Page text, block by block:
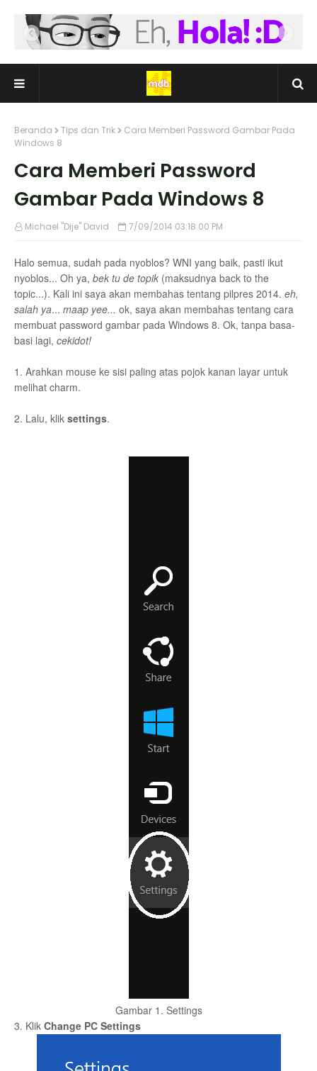
Beranda Tips dan Trik
Cara Memberi Password Gambar Pada
Windows 8
Cara Memberi Password
Gambar Pada Windows 8
Michael "Dije" David 7/09/2014 03:18:00 PM
Halo semua, sudah pada nyoblos? WNI yang baik, pasti ikut
nyoblos... Oh ya, bek tu de topik (maksudnya back to the
topic...). Kali ini saya akan membahas tentang pilpres 2014. eh,
salah ya... maap yee... ok, saya akan membahas tentang cara
membuat password gambar pada Windows 8. Ok, tanpa basa-
basi lagi, cekidot!
1. Arahkan mouse ke sisi paling atas pojok kanan layar untuk
melihat charm.
2. Lalu, klik settings.
Gambar 1. Settings
3. Klik Change PC Settings